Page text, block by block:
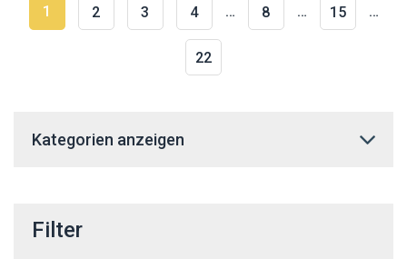
1 2 3 4 … 8 … 15 …
22
Kategorien anzeigen
Filter